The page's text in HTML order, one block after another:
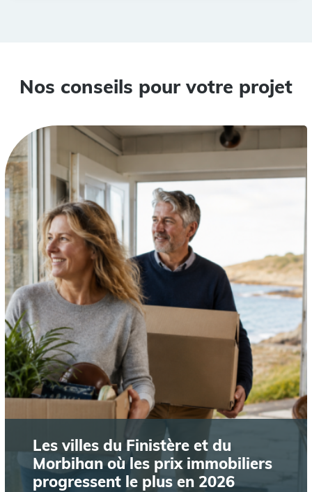
Nos conseils pour votre projet
Les villes du Finistère et du
Morbihan où les prix immobiliers
progressent le plus en 2026